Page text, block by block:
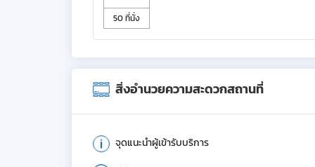
50 ที่นั่ง
สิ่งอำนวยความสะดวกสถานที่
จุดแนะนำผู้เข้ารับบริการ